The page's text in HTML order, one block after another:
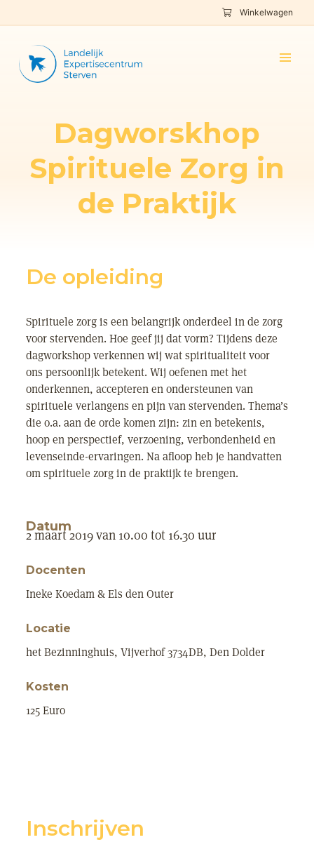
Winkelwagen
Dagworskhop
Spirituele Zorg in
de Praktijk
De opleiding
Spirituele zorg is een belangrijk onderdeel in de zorg
voor stervenden. Hoe geef jij dat vorm? Tijdens deze
dagworkshop verkennen wij wat spiritualiteit voor
ons persoonlijk betekent. Wij oefenen met het
onderkennen, accepteren en ondersteunen van
spirituele verlangens en pijn van stervenden. Thema’s
die o.a. aan de orde komen zijn: zin en betekenis,
hoop en perspectief, verzoening, verbondenheid en
levenseinde-ervaringen. Na afloop heb je handvatten
om spirituele zorg in de praktijk te brengen.
Datum
2 maart 2019 van 10.00 tot 16.30 uur
Docenten
Ineke Koedam & Els den Outer
Locatie
het Bezinninghuis, Vijverhof 3734DB, Den Dolder
Kosten
125 Euro
Inschrijven